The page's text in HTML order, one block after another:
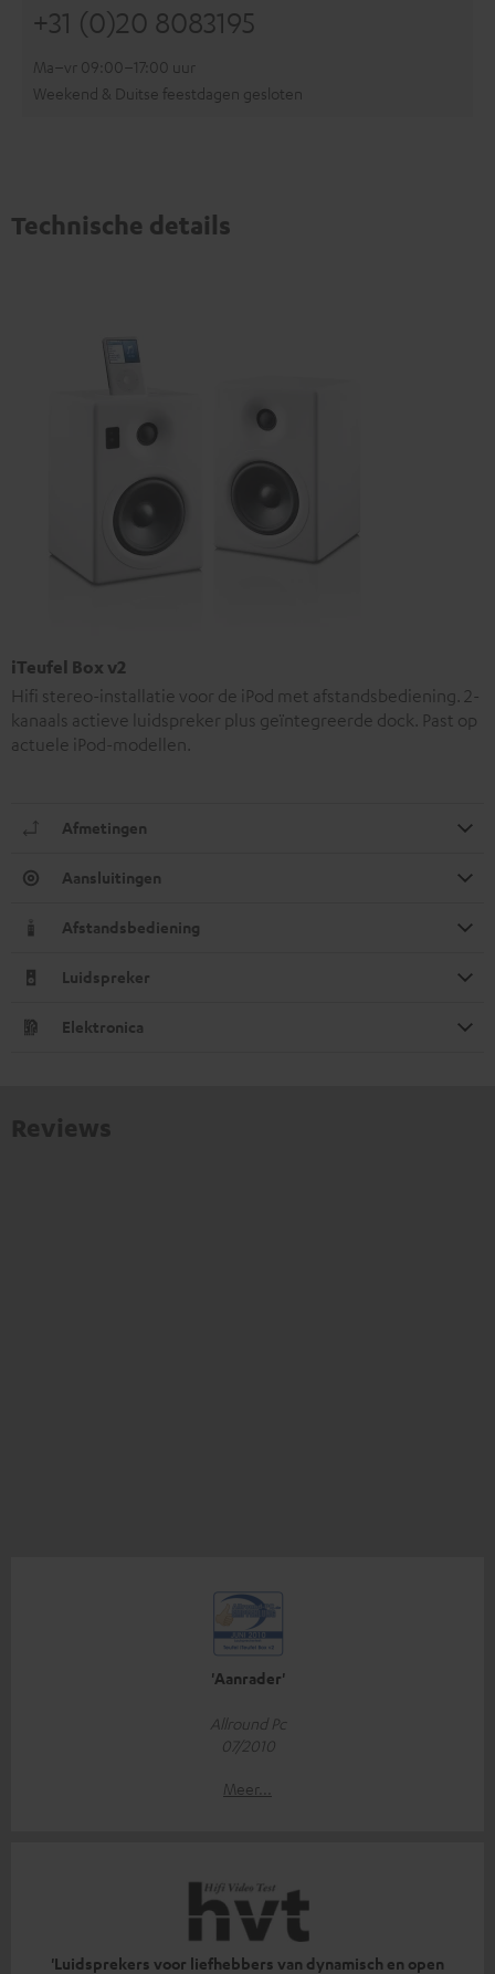
+31 (0)20 8083195
Ma–vr 09:00–17:00 uur
Weekend & Duitse feestdagen gesloten
Technische details
iTeufel Box v2
Hifi stereo-installatie voor de iPod met afstandsbediening. 2-
kanaals actieve luidspreker plus geïntegreerde dock. Past op
actuele iPod-modellen.
Afmetingen
Aansluitingen
Afstandsbediening
Luidspreker
Elektronica
'Aanrader'
Allround Pc
07/2010
Meer...
'Luidsprekers voor liefhebbers van dynamisch en open